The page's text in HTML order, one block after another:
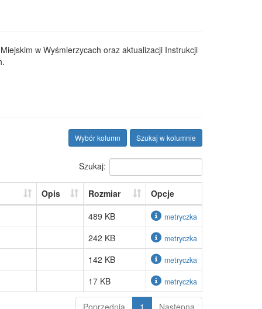
w Wyśmierzycach oraz aktualizacji Instrukcji
Szukaj w kolumnie
Wybór kolumn
Szukaj:
Opis Rozmiar
Opcje
489 KB metryczka
242 KB metryczka
142 KB metryczka
17 KB metryczka
Poprzednia 1 Następna